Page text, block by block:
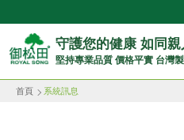
御
松
守護您的健康 如同親
堅持專業品質 價格平實 台灣
首頁 系統訊息